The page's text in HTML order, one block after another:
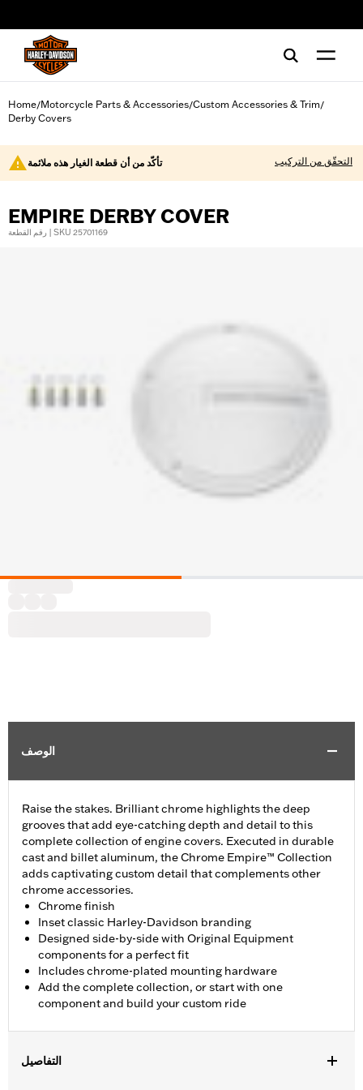
Home/Motorcycle Parts & Accessories/Custom Accessories & Trim/
Derby Covers
تأكّد من أن قطعة الغيار هذه ملائمة التحقّق من التركيب
EMPIRE DERBY COVER
رقم القطعة | SKU 25701169
الوصف
Raise the stakes. Brilliant chrome highlights the deep
grooves that add eye-catching depth and detail to this
complete collection of engine covers. Executed in durable
cast and billet aluminum, the Chrome Empire™ Collection
adds captivating custom detail that complements other
chrome accessories.
Chrome finish
Inset classic Harley-Davidson branding
Designed side-by-side with Original Equipment
components for a perfect fit
Includes chrome-plated mounting hardware
Add the complete collection, or start with one
component and build your custom ride
التفاصيل